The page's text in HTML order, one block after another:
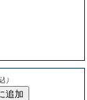
）
追加